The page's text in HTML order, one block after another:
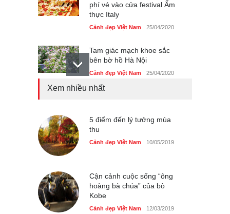
phí vé vào cửa festival Ẩm
thực Italy
Cảnh đẹp Việt Nam 25/04/2020
Tam giác mạch khoe sắc
bên bờ hồ Hà Nội
Cảnh đẹp Việt Nam 25/04/2020
Cảnh đẹp Việt Nam 24/04/2020
Chợ đêm Phú Quốc có nhà
40 xe ôtô du lịch tự lái đầu
tiên qua cửa khẩu Móng Cái
Cảnh đẹp Việt Nam 24/04/2020
Xem nhiều nhất
5 điểm đến lý tưởng mùa
thu
Cảnh đẹp Việt Nam 10/05/2019
Cận cảnh cuộc sống “ông
hoàng bà chúa” của bò
Kobe
Cảnh đẹp Việt Nam 12/03/2019